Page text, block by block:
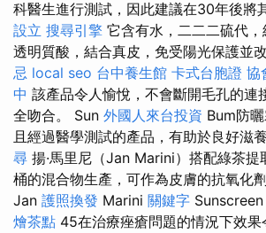
科醫生進行測試，因此建議在30年後將
設立 搜尋引擎 它含有水，二二二硫代，
透明質酸，結合真皮，免受陽光保護並
忌 local seo 台中養生館 卡式台胞證 協
中 該產品令人愉悅，不會斷開毛孔的連
全吻合。 Sun 外國人來台投資 Bum防
且經過醫學測試的產品，有助於良好滋
尋 揚·馬里尼（Jan Marini）搭配綠茶提
桶的混合物生產，可作為皮膚的抗氧化
Jan 護照換發 Marini 關鍵字 Sunscreen
燴茶點 45在治療痤瘡問題的情況下效